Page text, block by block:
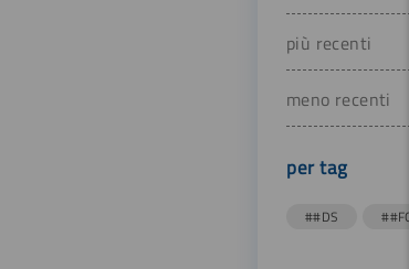
più recenti
meno recenti
per tag
##DS